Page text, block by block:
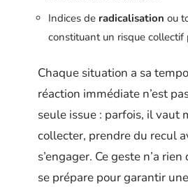
Indices de radicalisation ou
constituant un risque collectif
Chaque situation a sa
réaction immédiate n’est
seule issue : parfois, il vaut
collecter, prendre du recul
s’engager. Ce geste n’a
se prépare pour garantir